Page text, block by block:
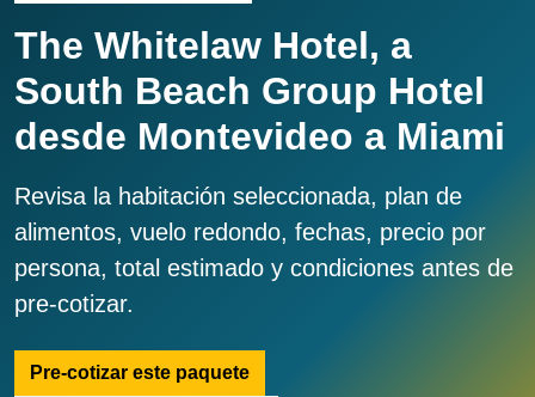
The Whitelaw Hotel, a
South Beach Group Hotel
desde Montevideo a Miami
Revisa la habitación seleccionada, plan de
alimentos, vuelo redondo, fechas, precio por
persona, total estimado y condiciones antes de
pre-cotizar.
Pre-cotizar este paquete